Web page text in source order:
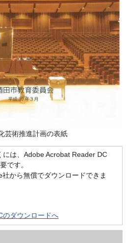
芸術推進計画の表紙
には、Adobe Acrobat Reader DC
です。
から無償でダウンロードできま
のダウンロードへ